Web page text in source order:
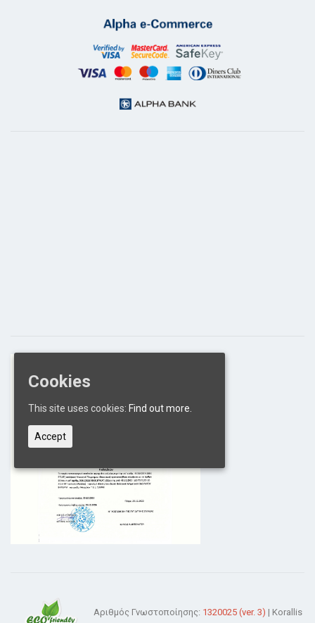
Αριθμός Γνωστοποίησης: 1320025 (ver. 3) | Korallis
Cookies
This site uses cookies: Find out more.
Accept